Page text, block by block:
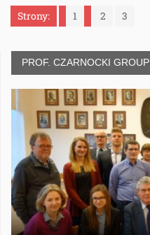
Strony: 1 2 3
PROF. CZARNOCKI GROUP